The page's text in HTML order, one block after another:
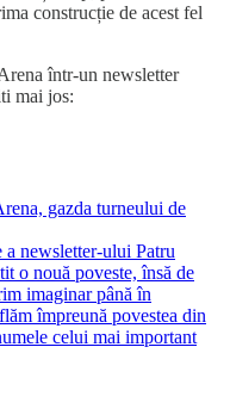
construcție de acest fel
într-un newsletter
mai jos:
gazda turneului de
a newsletter-ului Patru
o nouă poveste, însă de
imaginar până în
împreună povestea din
celui mai important